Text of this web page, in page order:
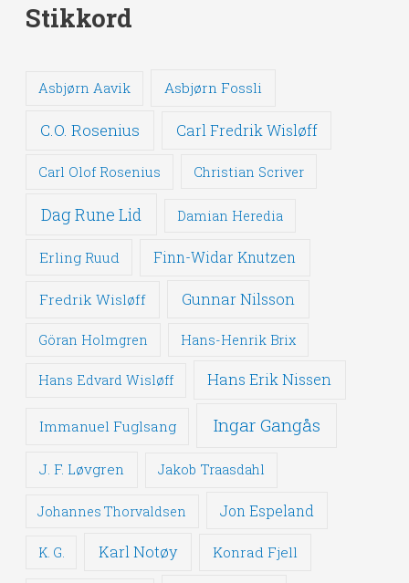
Stikkord
Asbjørn Aavik Asbjørn Fossli
C.O. Rosenius Carl Fredrik Wisløff
Carl Olof Rosenius Christian Scriver
Dag Rune Lid Damian Heredia
Erling Ruud Finn-Widar Knutzen
Fredrik Wisløff Gunnar Nilsson
Göran Holmgren Hans-Henrik Brix
Hans Edvard Wisløff Hans Erik Nissen
Immanuel Fuglsang Ingar Gangås
J. F. Løvgren Jakob Traasdahl
Johannes Thorvaldsen Jon Espeland
K. G. Karl Notøy Konrad Fjell